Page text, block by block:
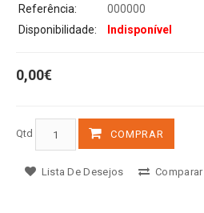
Referência:
000000
Disponibilidade:
Indisponível
0,00€
Qtd COMPRAR
Lista De Desejos Comparar